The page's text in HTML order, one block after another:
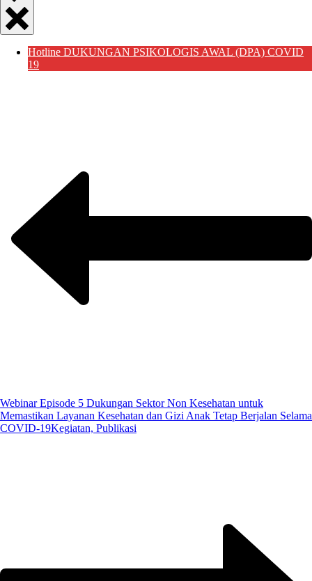
Hotline DUKUNGAN PSIKOLOGIS AWAL (DPA) COVID
19
Webinar Episode 5 Dukungan Sektor Non Kesehatan untuk
Memastikan Layanan Kesehatan dan Gizi Anak Tetap Berjalan Selama
COVID-19Kegiatan, Publikasi